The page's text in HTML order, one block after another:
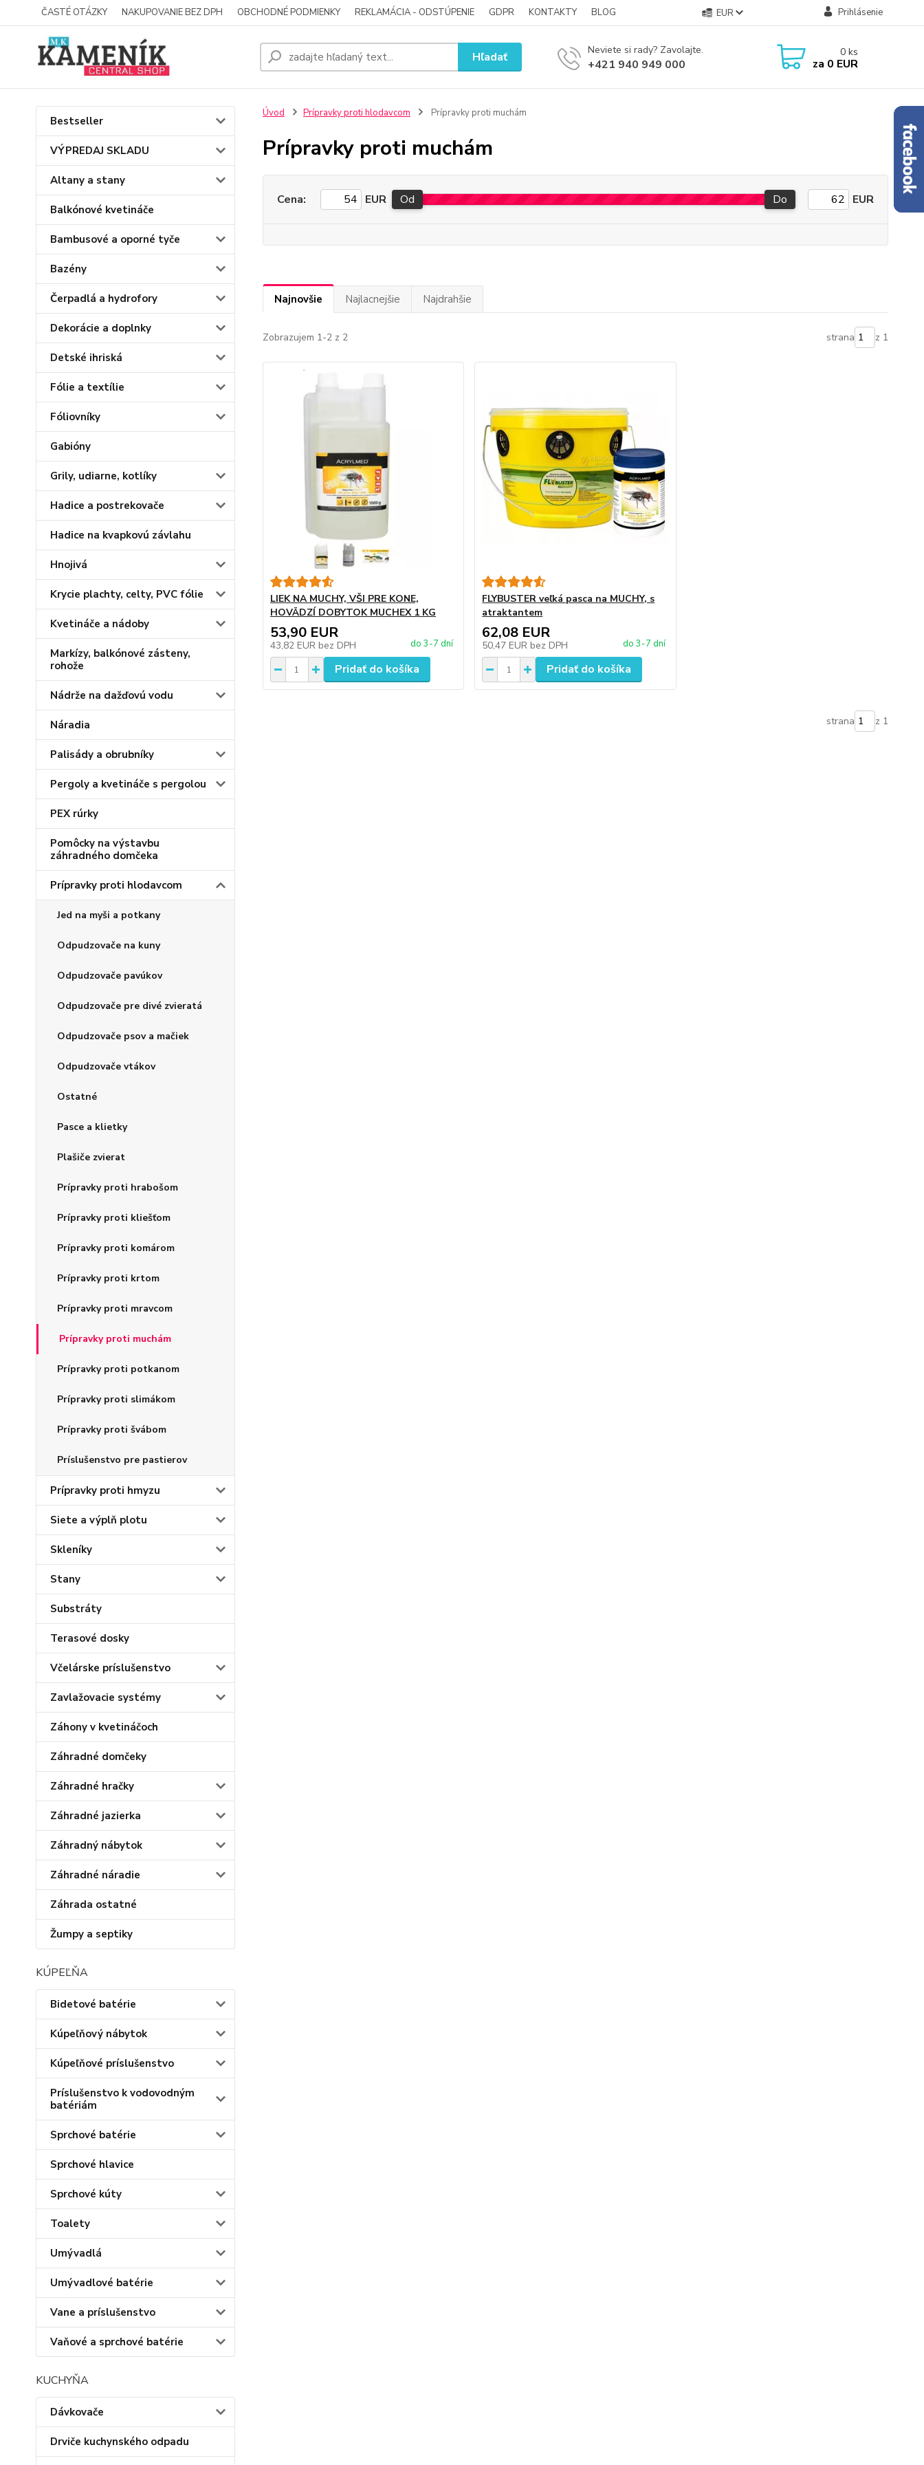
ČASTÉ OTÁZKY NAKUPOVANIE BEZ DPH OBCHODNÉ PODMIENKY REKLAMÁCIA - ODSTÚPENIE GDPR KONTAKTY BLOG EUR Prihlásenie
Hľadať Neviete si rady? Zavolajte.
+421 940 949 000
0 ks
za 0 EUR
Bestseller
VÝPREDAJ SKLADU
Altany a stany
Balkónové kvetináče
Bambusové a oporné tyče
Bazény
Čerpadlá a hydrofory
Dekorácie a doplnky
Detské ihriská
Fólie a textílie
Fóliovníky
Gabióny
Grily, udiarne, kotlíky
Hadice a postrekovače
Hadice na kvapkovú závlahu
Hnojivá
Krycie plachty, celty, PVC fólie
Kvetináče a nádoby
Markízy, balkónové zásteny,
rohože
Nádrže na dažďovú vodu
Náradia
Palisády a obrubníky
Pergoly a kvetináče s pergolou
PEX rúrky
Pomôcky na výstavbu
záhradného domčeka
Prípravky proti hlodavcom
Jed na myši a potkany
Odpudzovače na kuny
Odpudzovače pavúkov
Odpudzovače pre divé zvieratá
Odpudzovače psov a mačiek
Odpudzovače vtákov
Ostatné
Pasce a klietky
Plašiče zvierat
Prípravky proti hrabošom
Prípravky proti kliešťom
Prípravky proti komárom
Prípravky proti krtom
Prípravky proti mravcom
Prípravky proti muchám
Prípravky proti potkanom
Prípravky proti slimákom
Prípravky proti švábom
Príslušenstvo pre pastierov
Prípravky proti hmyzu
Siete a výplň plotu
Skleníky
Stany
Substráty
Terasové dosky
Včelárske príslušenstvo
Zavlažovacie systémy
Záhony v kvetináčoch
Záhradné domčeky
Záhradné hračky
Záhradné jazierka
Záhradný nábytok
Záhradné náradie
Záhrada ostatné
Žumpy a septiky
KÚPEĽŇA
Bidetové batérie
Kúpeľňový nábytok
Kúpeľňové príslušenstvo
Príslušenstvo k vodovodným
batériám
Sprchové batérie
Sprchové hlavice
Sprchové kúty
Toalety
Umývadlá
Umývadlové batérie
Vane a príslušenstvo
Vaňové a sprchové batérie
KUCHYŇA
Dávkovače
Drviče kuchynského odpadu
Úvod Prípravky proti hlodavcom Prípravky proti muchám
Prípravky proti muchám
Cena: EUR Od Do EUR
Najnovšie Najlacnejšie Najdrahšie
Zobrazujem 1-2 z 2 strana z 1
LIEK NA MUCHY, VŠI PRE KONE,
HOVÄDZÍ DOBYTOK MUCHEX 1 KG
53,90 EUR
43,82 EUR bez DPH do 3-7 dní
Pridať do košíka
FLYBUSTER veľká pasca na MUCHY, s
atraktantem
62,08 EUR
50,47 EUR bez DPH do 3-7 dní
Pridať do košíka
strana z 1